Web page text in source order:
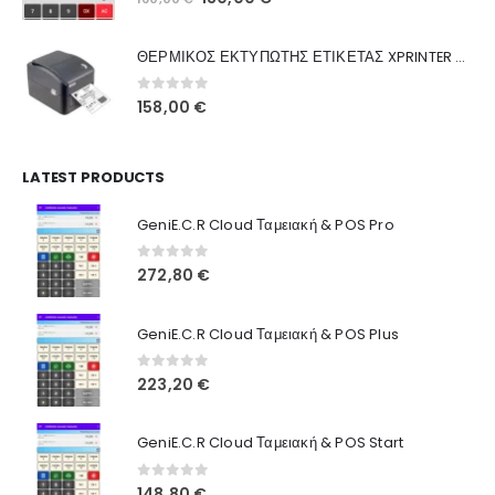
160,00 €. είναι:
ΘΕΡΜΙΚΟΣ ΕΚΤΥΠΩΤΗΣ ΕΤΙΚΕΤΑΣ XPRINTER XP-420B
0out of 5
158,00 €
LATEST PRODUCTS
GeniE.C.R Cloud Ταμειακή & POS Pro
0out of 5
272,80 €
GeniE.C.R Cloud Ταμειακή & POS Plus
0out of 5
223,20 €
GeniE.C.R Cloud Ταμειακή & POS Start
0out of 5
Ποιοι Είμαστε
Γιατί Εμάς
Blog
Όροι Χρήσης
Τρόποι Αγοράς
Τρόποι Πληρωμής
Τρόποι Αποστολής
Ασφάλεια Πληρωμών